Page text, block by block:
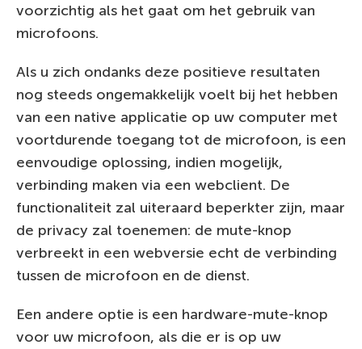
voorzichtig als het gaat om het gebruik van
microfoons.
Als u zich ondanks deze positieve resultaten
nog steeds ongemakkelijk voelt bij het hebben
van een native applicatie op uw computer met
voortdurende toegang tot de microfoon, is een
eenvoudige oplossing, indien mogelijk,
verbinding maken via een webclient. De
functionaliteit zal uiteraard beperkter zijn, maar
de privacy zal toenemen: de mute-knop
verbreekt in een webversie echt de verbinding
tussen de microfoon en de dienst.
Een andere optie is een hardware-mute-knop
voor uw microfoon, als die er is op uw